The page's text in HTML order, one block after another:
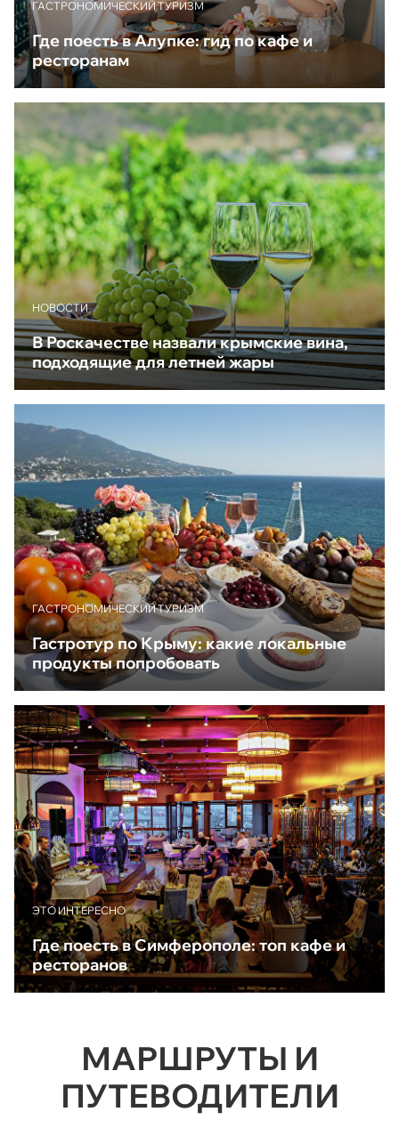
ГАСТРОНОМИЧЕСКИЙ ТУРИЗМ
Где поесть в Алупке: гид по кафе и
ресторанам
НОВОСТИ
В Роскачестве назвали крымские вина,
подходящие для летней жары
ГАСТРОНОМИЧЕСКИЙ ТУРИЗМ
Гастротур по Крыму: какие локальные
продукты попробовать
ЭТО ИНТЕРЕСНО
Где поесть в Симферополе: топ кафе и
ресторанов
МАРШРУТЫ И
ПУТЕВОДИТЕЛИ